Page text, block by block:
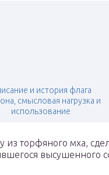
и история флага
смысловая нагрузка и
использование
из торфяного мха,
высушенного